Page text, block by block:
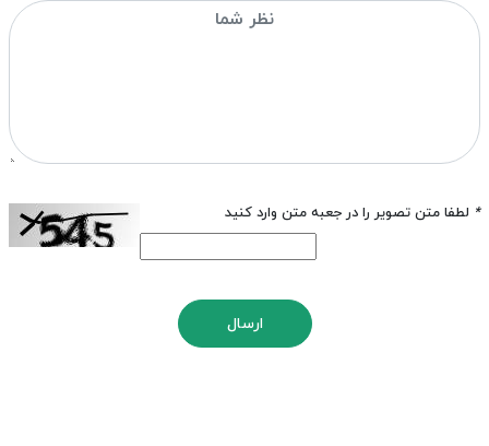
* لطفا متن تصویر را در جعبه متن وارد کنید
ارسال